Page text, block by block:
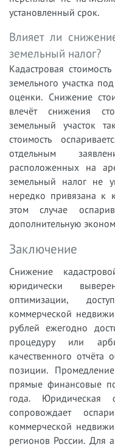
установленный срок.
Влияет ли
земельный налог?
Кадастровая
земельного участка
оценки. Снижение
влечёт снижения
земельный участок
стоимость
отдельным
расположенных на
земельный налог не
нередко привязана к
этом случае
дополнительную
Заключение
Снижение
юридически
оптимизации,
коммерческой
рублей ежегодно
процедуру или
качественного
позиции.
прямые финансовые
года.
сопровождает
коммерческой
регионов России. Для